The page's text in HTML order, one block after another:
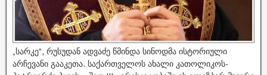
„სარკე“, რუსუდან ადვაძე წმინდა სინოდმა ისტორიული
არჩევანი გააკეთა. საქართველოს ახალი კათოლიკოს-